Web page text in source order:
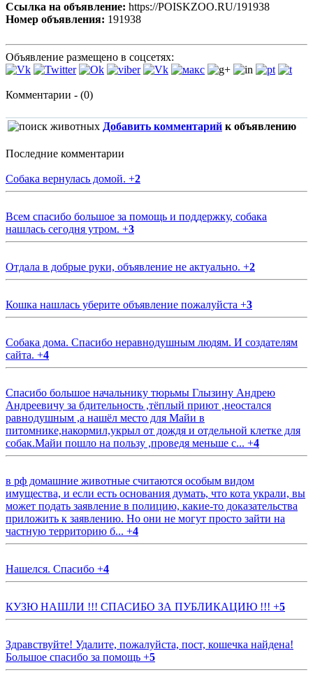
Ссылка на объявление: https://POISKZOO.RU/191938
Номер объявления: 191938
Объявление размещено в соцсетях:
Комментарии - (0)
Добавить комментарий к объявлению
Последние комментарии
Собака вернулась домой. +2
Всем спасибо большое за помощь и поддержку, собака
нашлась сегодня утром. +3
Отдала в добрые руки, объявление не актуально. +2
Кошка нашлась уберите объявление пожалуйста +3
Собака дома. Спасибо неравнодушным людям. И создателям
сайта. +4
Спасибо большое начальнику тюрьмы Глызину Андрею
Андреевичу за бдительность ,тёплый приют ,неостался
равнодушным ,а нашёл место для Майи в
питомнике,накормил,укрыл от дождя и отдельной клетке для
собак.Майи пошло на пользу ,проведя меньше с... +4
в рф домашние животные считаются особым видом
имущества, и если есть основания думать, что кота украли, вы
может подать заявление в полицию, какие-то доказательства
приложить к заявлению. Но они не могут просто зайти на
частную территорию б... +4
Нашелся. Спасибо +4
КУЗЮ НАШЛИ !!! СПАСИБО ЗА ПУБЛИКАЦИЮ !!! +5
Здравствуйте! Удалите, пожалуйста, пост, кошечка найдена!
Большое спасибо за помощь +5